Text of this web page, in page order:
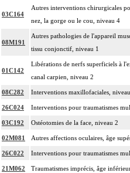
03C164
Autres interventions chirurgicales
nez, la gorge ou le cou, niveau 4
08M191
Autres pathologies de l'appareil
tissu conjonctif, niveau 1
01C142
Libérations de nerfs superficiels à
canal carpien, niveau 2
08C282 Interventions maxillofaciales,
26C024 Interventions pour traumatismes
03C192 Ostéotomies de la face, niveau 2
02M081 Autres affections oculaires, âge
26C022 Interventions pour traumatismes
21M062 Traumatismes imprécis, âge